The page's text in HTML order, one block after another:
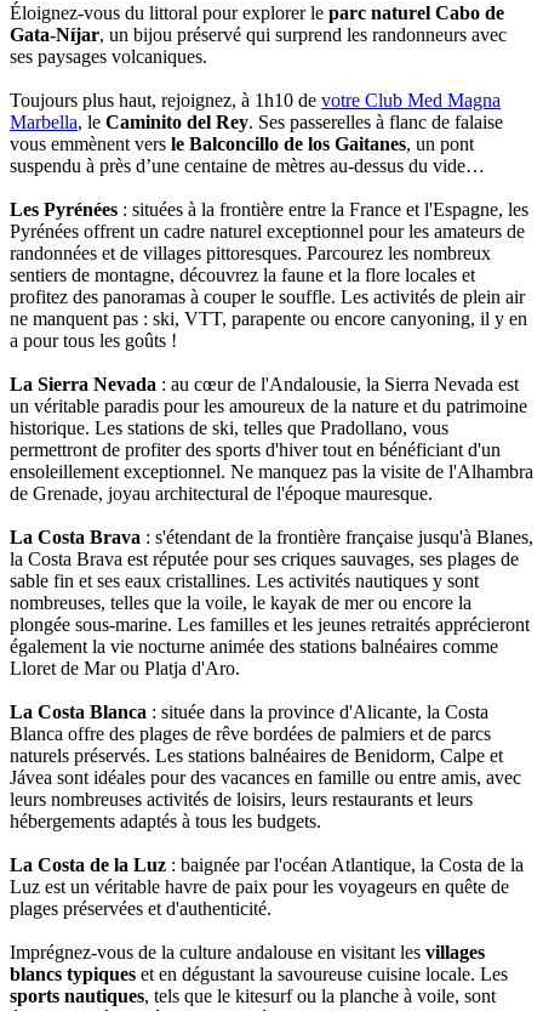
Éloignez-vous du littoral pour explorer le parc naturel Cabo de
Gata-Níjar, un bijou préservé qui surprend les randonneurs avec
ses paysages volcaniques.
Toujours plus haut, rejoignez, à 1h10 de votre Club Med Magna
Marbella, le Caminito del Rey. Ses passerelles à flanc de falaise
vous emmènent vers le Balconcillo de los Gaitanes, un pont
suspendu à près d’une centaine de mètres au-dessus du vide…
Les Pyrénées : situées à la frontière entre la France et l'Espagne, les
Pyrénées offrent un cadre naturel exceptionnel pour les amateurs de
randonnées et de villages pittoresques. Parcourez les nombreux
sentiers de montagne, découvrez la faune et la flore locales et
profitez des panoramas à couper le souffle. Les activités de plein air
ne manquent pas : ski, VTT, parapente ou encore canyoning, il y en
a pour tous les goûts !
La Sierra Nevada : au cœur de l'Andalousie, la Sierra Nevada est
un véritable paradis pour les amoureux de la nature et du patrimoine
historique. Les stations de ski, telles que Pradollano, vous
permettront de profiter des sports d'hiver tout en bénéficiant d'un
ensoleillement exceptionnel. Ne manquez pas la visite de l'Alhambra
de Grenade, joyau architectural de l'époque mauresque.
La Costa Brava : s'étendant de la frontière française jusqu'à Blanes,
la Costa Brava est réputée pour ses criques sauvages, ses plages de
sable fin et ses eaux cristallines. Les activités nautiques y sont
nombreuses, telles que la voile, le kayak de mer ou encore la
plongée sous-marine. Les familles et les jeunes retraités apprécieront
également la vie nocturne animée des stations balnéaires comme
Lloret de Mar ou Platja d'Aro.
La Costa Blanca : située dans la province d'Alicante, la Costa
Blanca offre des plages de rêve bordées de palmiers et de parcs
naturels préservés. Les stations balnéaires de Benidorm, Calpe et
Jávea sont idéales pour des vacances en famille ou entre amis, avec
leurs nombreuses activités de loisirs, leurs restaurants et leurs
hébergements adaptés à tous les budgets.
La Costa de la Luz : baignée par l'océan Atlantique, la Costa de la
Luz est un véritable havre de paix pour les voyageurs en quête de
plages préservées et d'authenticité.
Imprégnez-vous de la culture andalouse en visitant les villages
blancs typiques et en dégustant la savoureuse cuisine locale. Les
sports nautiques, tels que le kitesurf ou la planche à voile, sont